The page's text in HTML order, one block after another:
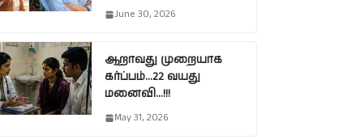
June 30, 2026
ஆறாவது முறையாக
கர்ப்பம்…22 வயது
மனைவி…!!!
May 31, 2026